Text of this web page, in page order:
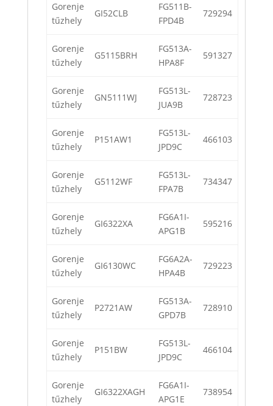
Gorenje
tűzhely
GI52CLB
FG511B-
FPD4B
729294
Gorenje
tűzhely
G5115BRH
FG513A-
HPA8F
591327
Gorenje
tűzhely
GN5111WJ
FG513L-
JUA9B
728723
Gorenje
tűzhely
P151AW1
FG513L-
JPD9C
466103
Gorenje
tűzhely
G5112WF
FG513L-
FPA7B
734347
Gorenje
tűzhely
GI6322XA
FG6A1I-
APG1B
595216
Gorenje
tűzhely
GI6130WC
FG6A2A-
HPA4B
729223
Gorenje
tűzhely
P2721AW
FG513A-
GPD7B
728910
Gorenje
tűzhely
P151BW
FG513L-
JPD9C
466104
Gorenje
tűzhely
GI6322XAGH
FG6A1I-
APG1E
738954